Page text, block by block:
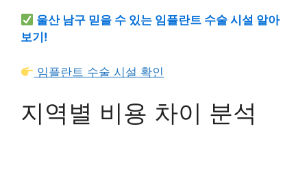
울산 남구 믿을 수 있는 임플란트 수술 시설 알아
보기!
임플란트 수술 시설 확인
지역별 비용 차이 분석